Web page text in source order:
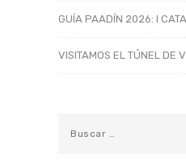
GUÍA PAADÍN 2026: I CATA
VISITAMOS EL TÚNEL DE